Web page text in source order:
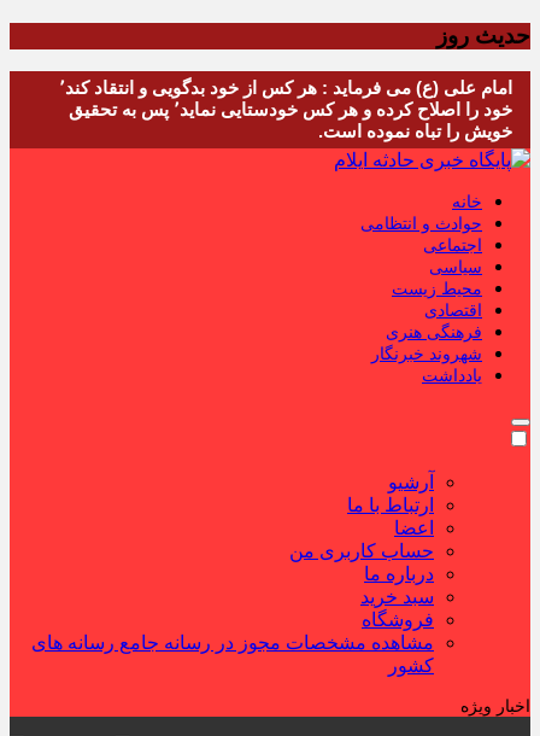
حدیث روز
امام علی (ع) می فرماید : هر کس از خود بدگویی و انتقاد کند٬
خود را اصلاح کرده و هر کس خودستایی نماید٬ پس به تحقیق
خویش را تباه نموده است.
خانه
حوادث و انتظامی
اجتماعی
سیاسی
محیط زیست
اقتصادی
فرهنگی هنری
شهروند خبرنگار
یادداشت
آرشیو
ارتباط با ما
اعضا
حساب کاربری من
درباره ما
سبد خرید
فروشگاه
مشاهده مشخصات مجوز در رسانه جامع رسانه های
کشور
اخبار ویژه